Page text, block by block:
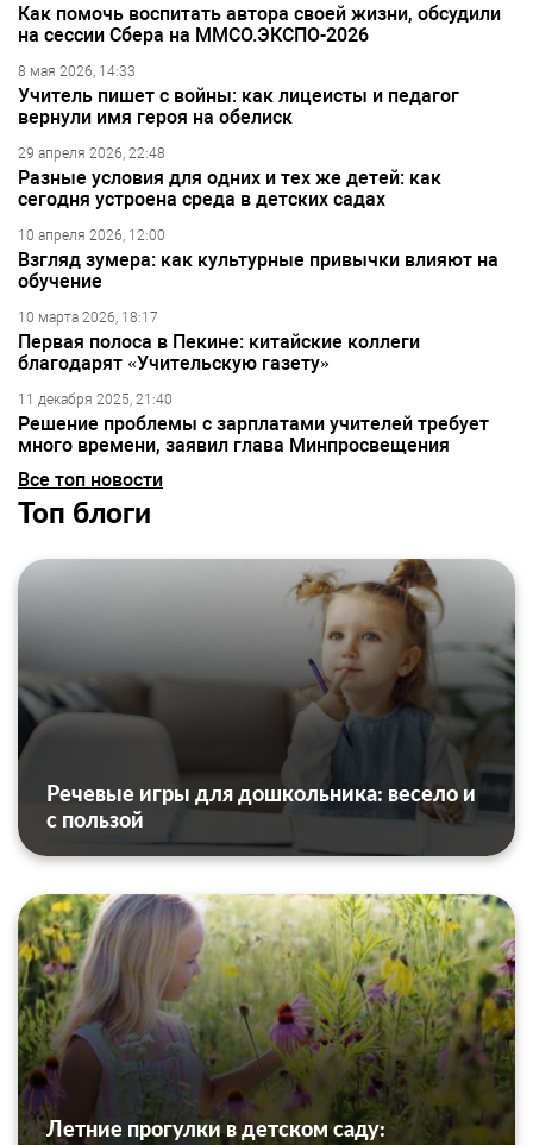
Как помочь воспитать автора своей жизни, обсудили
на сессии Сбера на ММСО.ЭКСПО-2026
8 мая 2026, 14:33
Учитель пишет с войны: как лицеисты и педагог
вернули имя героя на обелиск
29 апреля 2026, 22:48
Разные условия для одних и тех же детей: как
сегодня устроена среда в детских садах
10 апреля 2026, 12:00
Взгляд зумера: как культурные привычки влияют на
обучение
10 марта 2026, 18:17
Первая полоса в Пекине: китайские коллеги
благодарят «Учительскую газету»
11 декабря 2025, 21:40
Решение проблемы с зарплатами учителей требует
много времени, заявил глава Минпросвещения
Все топ новости
Топ блоги
Речевые игры для дошкольника: весело и
с пользой
Летние прогулки в детском саду: